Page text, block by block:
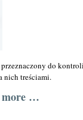
do
nich treściami.
more …